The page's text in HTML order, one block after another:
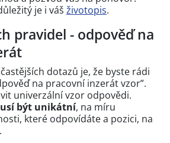
je i váš životopis.
pravidel - odpověď na
dotazů je, že byste rádi
na pracovní inzerát vzor”.
univerzální vzor odpovědi.
být unikátní, na míru
které odpovídáte a pozici, na